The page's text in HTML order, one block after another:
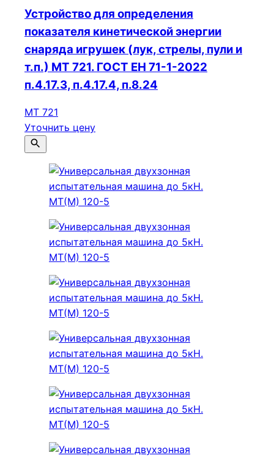
Устройство для определения
показателя кинетической энергии
снаряда игрушек (лук, стрелы, пули и
т.п.) МТ 721. ГОСТ ЕН 71-1-2022
п.4.17.3, п.4.17.4, п.8.24
МТ 721
Уточнить цену